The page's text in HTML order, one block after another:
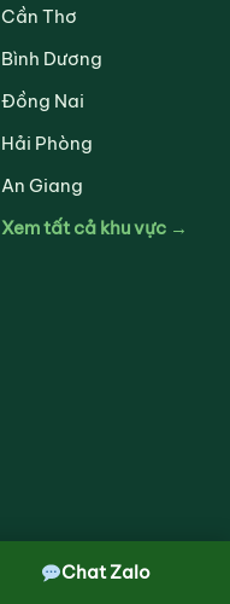
Cần Thơ
Bình Dương
Đồng Nai
Hải Phòng
An Giang
Xem tất cả khu vực →
Chat Zalo